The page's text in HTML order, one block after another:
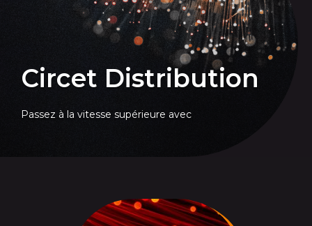
Circet Distribution
Passez à la vitesse supérieure avec